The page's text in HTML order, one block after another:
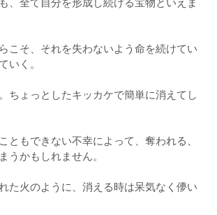
、全て自分を形成し続ける宝物といえま
こそ、それを失わないよう命を続けてい
いく。
ちょっとしたキッカケで簡単に消えてし
ともできない不幸によって、奪われる、
うかもしれません。
た火のように、消える時は呆気なく儚い